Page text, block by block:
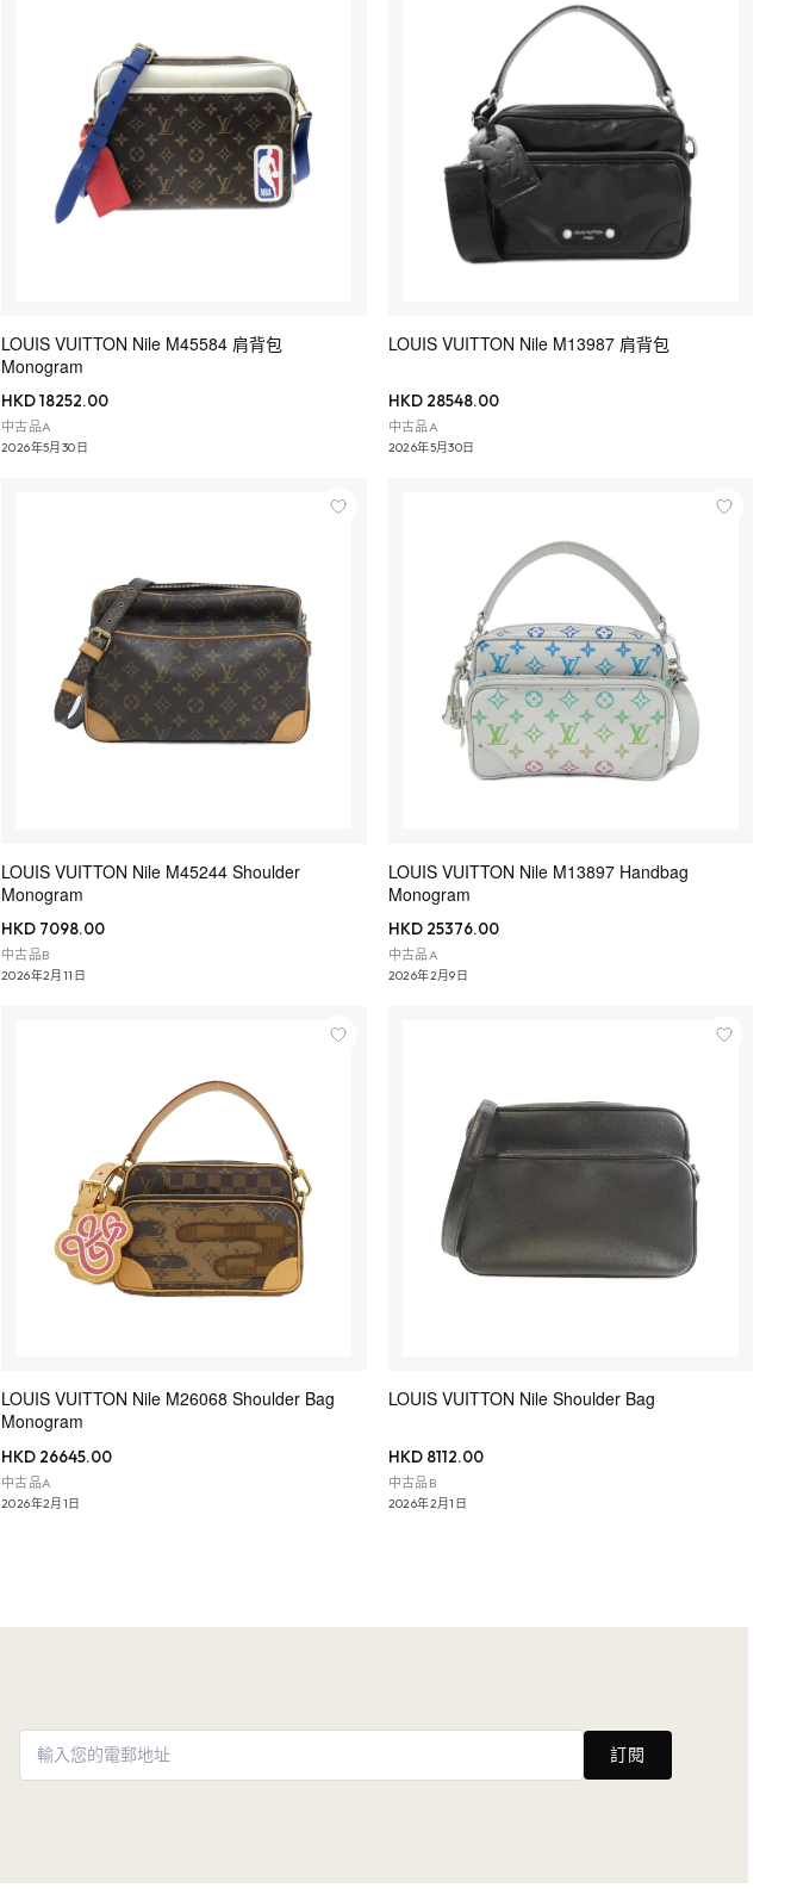
LOUIS VUITTON Nile M45584 肩背包
Monogram
HKD 18252.00
中古品A
2026年5月30日
LOUIS VUITTON Nile M13987 肩背包
HKD 28548.00
中古品A
2026年5月30日
LOUIS VUITTON Nile M45244 Shoulder
Monogram
HKD 7098.00
中古品B
2026年2月11日
LOUIS VUITTON Nile M13897 Handbag
Monogram
HKD 25376.00
中古品A
2026年2月9日
LOUIS VUITTON Nile M26068 Shoulder Bag
Monogram
HKD 26645.00
中古品A
2026年2月1日
LOUIS VUITTON Nile Shoulder Bag
HKD 8112.00
中古品B
2026年2月1日
訂閱